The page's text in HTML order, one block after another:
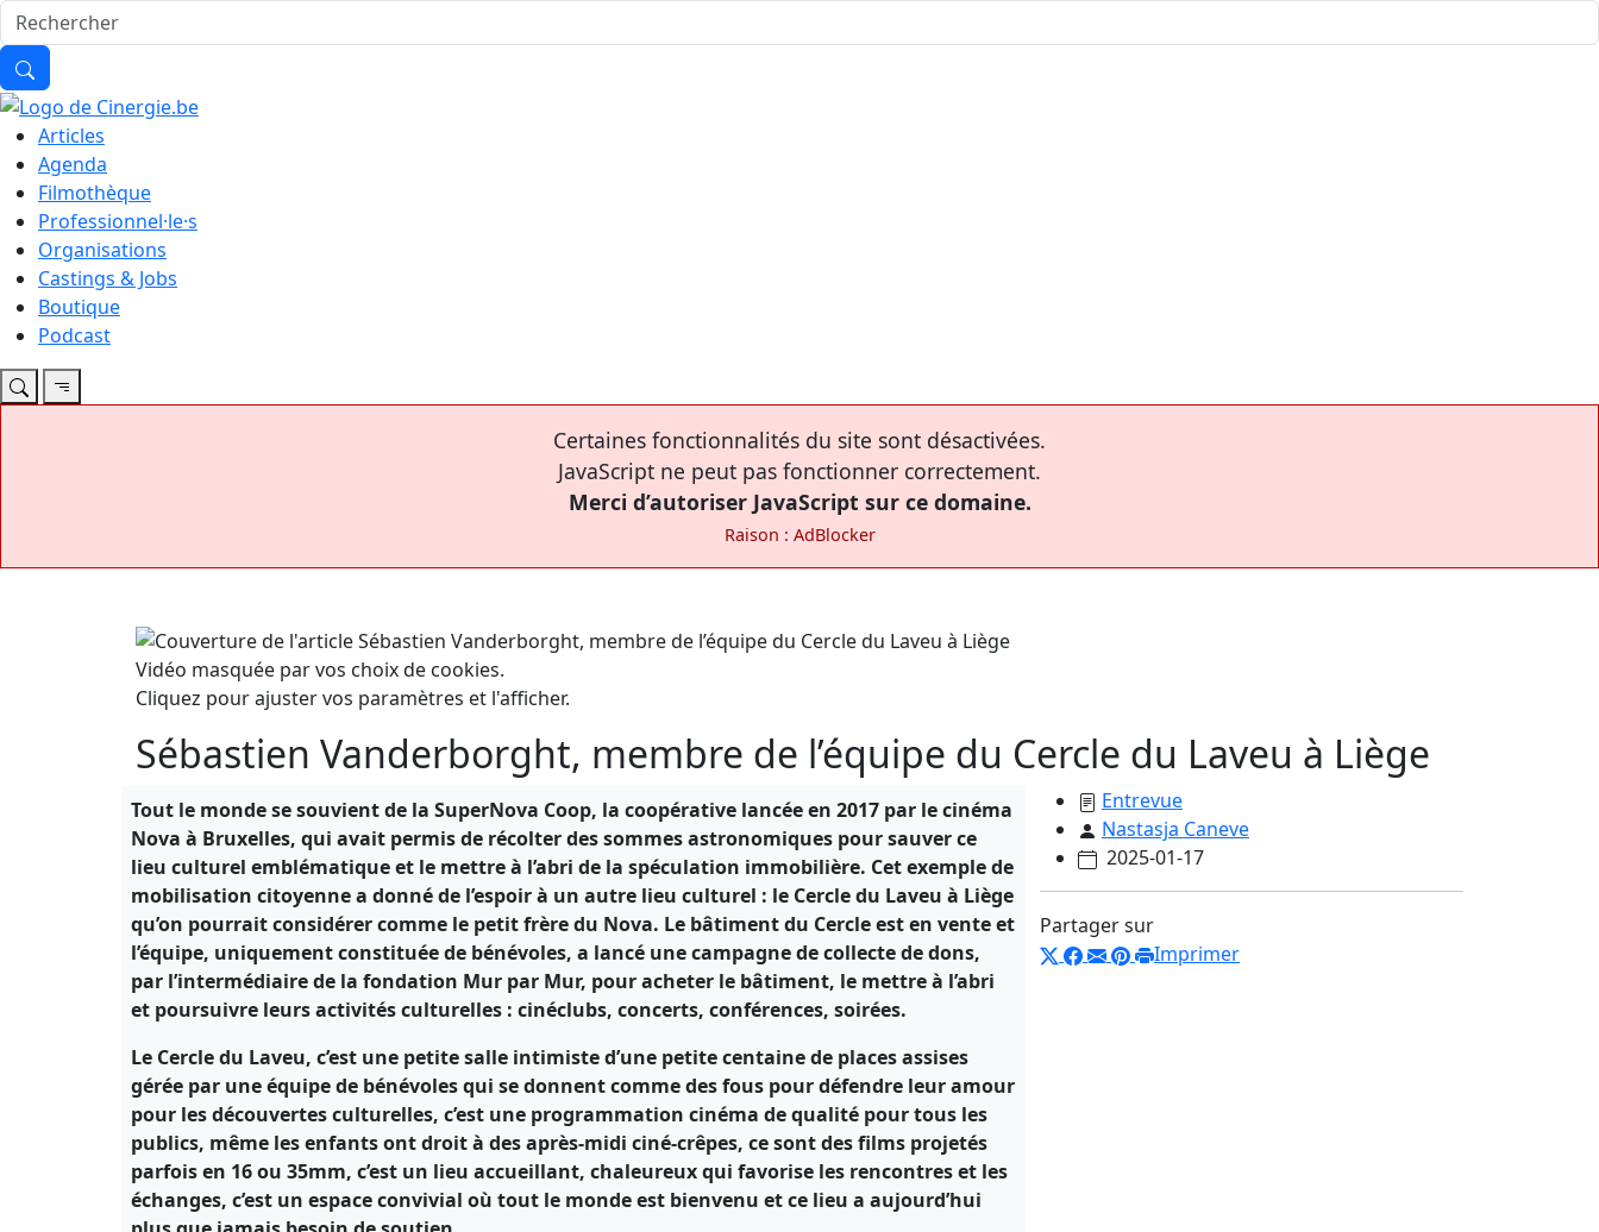
Articles
Agenda
Filmothèque
Professionnel·le·s
Organisations
Castings & Jobs
Boutique
Podcast
Certaines fonctionnalités du site sont désactivées.
JavaScript ne peut pas fonctionner correctement.
Merci d’autoriser JavaScript sur ce domaine.
Raison : AdBlocker
Vidéo masquée par vos choix de cookies.
Cliquez pour ajuster vos paramètres et l'afficher.
Sébastien Vanderborght, membre de l’équipe du Cercle du Laveu à Liège
Tout le monde se souvient de la SuperNova Coop, la coopérative lancée en 2017 par le cinéma
Nova à Bruxelles, qui avait permis de récolter des sommes astronomiques pour sauver ce
lieu culturel emblématique et le mettre à l’abri de la spéculation immobilière. Cet exemple de
mobilisation citoyenne a donné de l’espoir à un autre lieu culturel : le Cercle du Laveu à Liège
qu’on pourrait considérer comme le petit frère du Nova. Le bâtiment du Cercle est en vente et
l’équipe, uniquement constituée de bénévoles, a lancé une campagne de collecte de dons,
par l’intermédiaire de la fondation Mur par Mur, pour acheter le bâtiment, le mettre à l’abri
et poursuivre leurs activités culturelles : cinéclubs, concerts, conférences, soirées.
Le Cercle du Laveu, c’est une petite salle intimiste d’une petite centaine de places assises
gérée par une équipe de bénévoles qui se donnent comme des fous pour défendre leur amour
pour les découvertes culturelles, c’est une programmation cinéma de qualité pour tous les
publics, même les enfants ont droit à des après-midi ciné-crêpes, ce sont des films projetés
parfois en 16 ou 35mm, c’est un lieu accueillant, chaleureux qui favorise les rencontres et les
échanges, c’est un espace convivial où tout le monde est bienvenu et ce lieu a aujourd’hui
Entrevue
Nastasja Caneve
2025-01-17
Partager sur
Imprimer